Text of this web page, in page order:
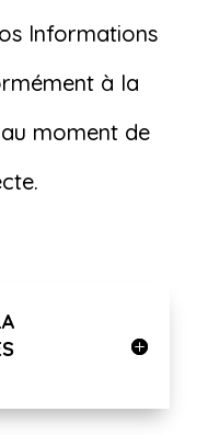
Informations
à la
moment de